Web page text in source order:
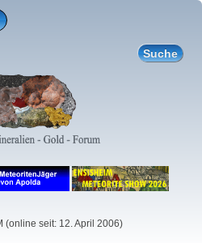
(online seit: 12. April 2006)